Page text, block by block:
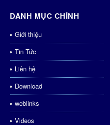
DANH MỤC CHÍNH
Giới thiệu
Tin Tức
Liên hệ
Download
weblinks
Videos